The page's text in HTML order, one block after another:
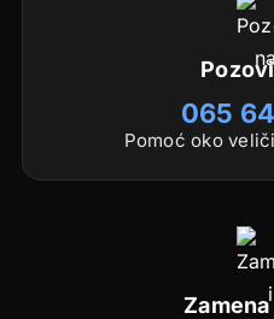
065
Pomoć oko